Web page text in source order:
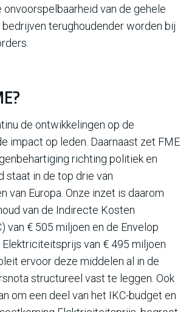
onvoorspelbaarheid van de gehele
terughoudender worden bij
de ontwikkelingen op de
impact op leden. Daarnaast zet FME
richting politiek en
staat in de top drie van
van Europa. Onze inzet is daarom
van de Indirecte Kosten
van € 505 miljoen en de Envelop
van € 495 miljoen
ervoor deze middelen al in de
structureel vast te leggen. Ook
om een deel van het IKC-budget en